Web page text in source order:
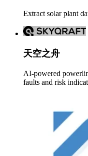
Extract solar plant
天空之舟
AI-powered
faults and risk